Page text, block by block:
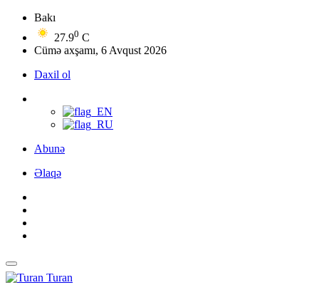
Bakı
27.90 C
Cümə axşamı, 6 Avqust 2026
Daxil ol
Abunə
Əlaqə
Turan